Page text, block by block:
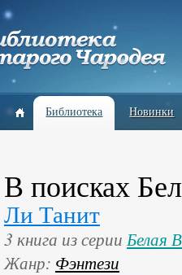
Библиотека Новинки
В поисках
Ли Танит
3 книга из серииБелая
Жанр: Фэнтези